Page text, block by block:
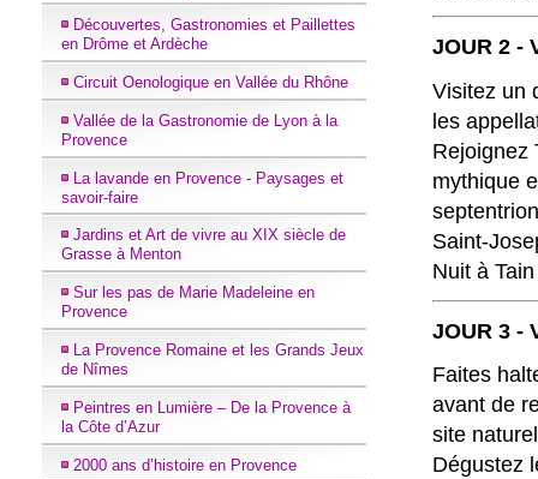
Découvertes, Gastronomies et Paillettes
en Drôme et Ardèche
Circuit Oenologique en Vallée du Rhône
Vallée de la Gastronomie de Lyon à la
Provence
La lavande en Provence - Paysages et
savoir-faire
Jardins et Art de vivre au XIX siècle de
Grasse à Menton
Sur les pas de Marie Madeleine en
Provence
La Provence Romaine et les Grands Jeux
de Nîmes
Peintres en Lumière – De la Provence à
la Côte d’Azur
2000 ans d’histoire en Provence
JOUR 2 -
Visitez un
les
Rejoignez
mythique
Saint-
Nuit à
JOUR 3 -
Faites
avant de
site
Dégustez